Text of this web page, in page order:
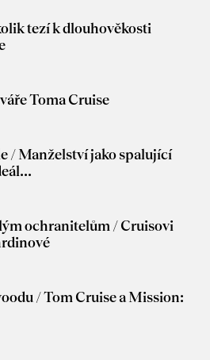
tezí k dlouhověkosti
Toma Cruise
/ Manželství jako spalující
ochranitelům / Cruisovi
/ Tom Cruise a Mission: